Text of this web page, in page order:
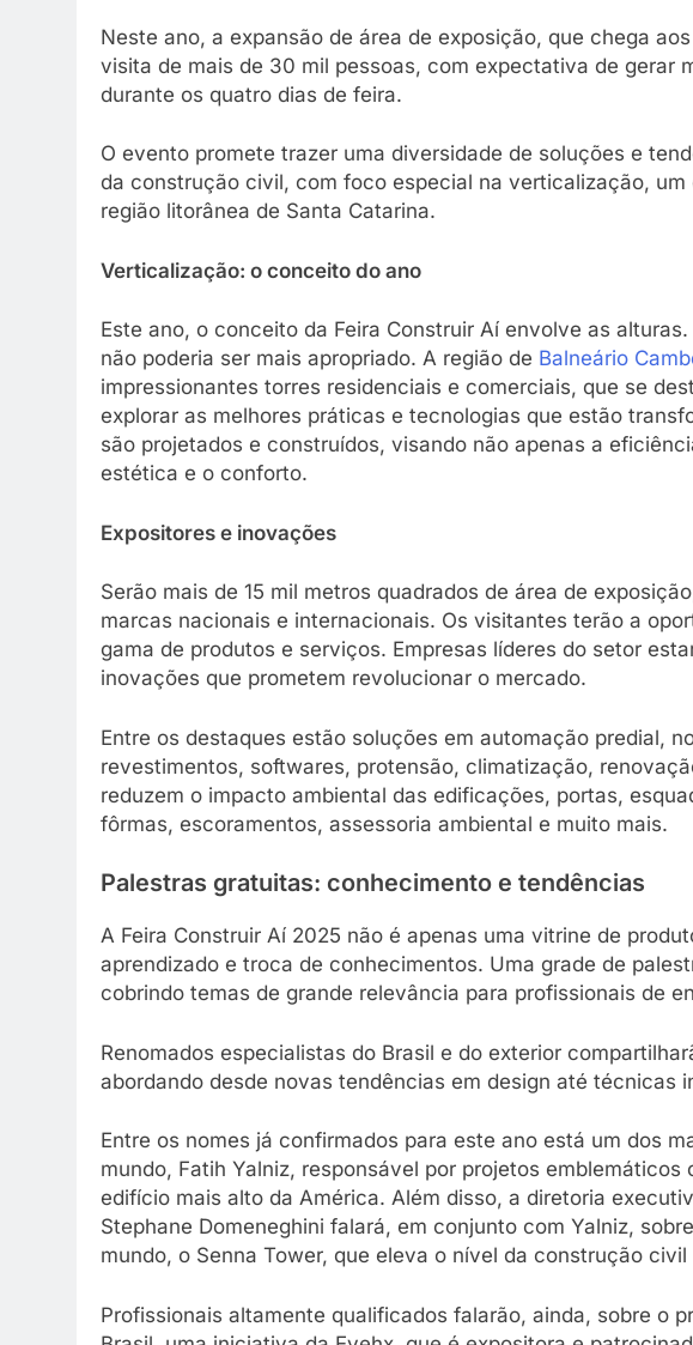
Neste ano, a expansão de área de exposição, que chega
visita de mais de 30 mil pessoas, com expectativa de gerar
durante os quatro dias de feira.
O evento promete trazer uma diversidade de soluções e
da construção civil, com foco especial na verticalização,
região litorânea de Santa Catarina.
Verticalização: o conceito do ano
Este ano, o conceito da Feira Construir Aí envolve as
não poderia ser mais apropriado. A região de Balneário
impressionantes torres residenciais e comerciais, que se
explorar as melhores práticas e tecnologias que estão
são projetados e construídos, visando não apenas a
estética e o conforto.
Expositores e inovações
Serão mais de 15 mil metros quadrados de área de
marcas nacionais e internacionais. Os visitantes terão a
gama de produtos e serviços. Empresas líderes do setor
inovações que prometem revolucionar o mercado.
Entre os destaques estão soluções em automação predial,
revestimentos, softwares, protensão, climatização,
reduzem o impacto ambiental das edificações, portas,
fôrmas, escoramentos, assessoria ambiental e muito mais.
Palestras gratuitas: conhecimento e tendências
A Feira Construir Aí 2025 não é apenas uma vitrine de
aprendizado e troca de conhecimentos. Uma grade de
cobrindo temas de grande relevância para profissionais de
Renomados especialistas do Brasil e do exterior
abordando desde novas tendências em design até técnicas
Entre os nomes já confirmados para este ano está um dos
mundo, Fatih Yalniz, responsável por projetos emblemáticos
edifício mais alto da América. Além disso, a diretoria
Stephane Domeneghini falará, em conjunto com Yalniz,
mundo, o Senna Tower, que eleva o nível da construção civil
Profissionais altamente qualificados falarão, ainda, sobre o